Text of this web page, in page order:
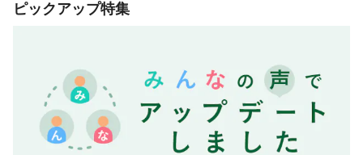
ピックアップ特集